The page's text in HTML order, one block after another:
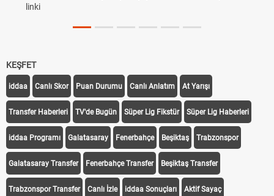
linki
KEŞFET
iddaa Canlı Skor Puan Durumu Canlı Anlatım At Yarışı
Transfer Haberleri TV'de Bugün Süper Lig Fikstür Süper Lig Haberleri
iddaa Programı Galatasaray Fenerbahçe Beşiktaş Trabzonspor
Galatasaray Transfer Fenerbahçe Transfer Beşiktaş Transfer
Trabzonspor Transfer Canlı İzle iddaa Sonuçları Aktif Sayaç